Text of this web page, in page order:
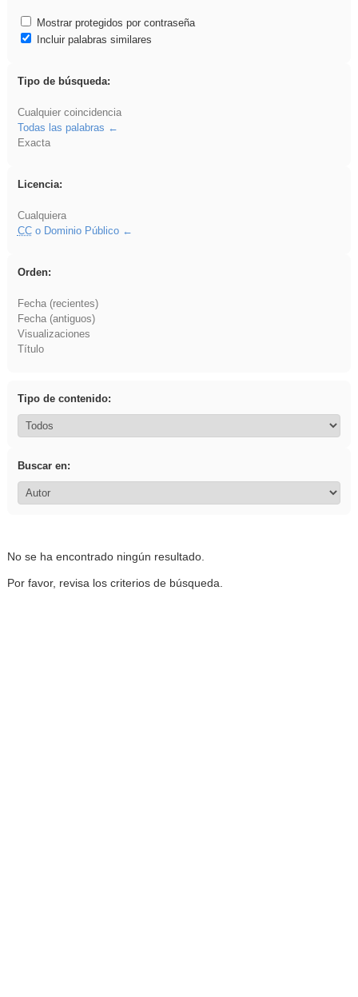
Mostrar protegidos por contraseña
Incluir palabras similares
Tipo de búsqueda:
Cualquier coincidencia
Todas las palabras
Exacta
Licencia:
Cualquiera
CCo Dominio Público
Orden:
Fecha (recientes)
Fecha (antiguos)
Visualizaciones
Título
Tipo de contenido:
Buscar en:
No se ha encontrado ningún resultado.
Por favor, revisa los criterios de búsqueda.